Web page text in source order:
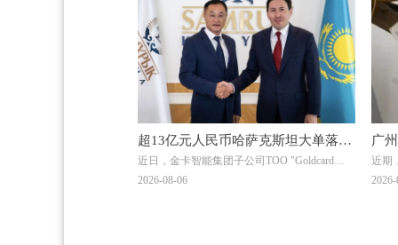
超13亿元人民币哈萨克斯坦大单落
地！金卡智能国际化战略迎来关键突
近日，金卡智能集团子公司ТОО "Goldcard
Smart Group Kazakhstan"（以下简称“金卡哈萨
2026-08-06
广
光→
近期
理中